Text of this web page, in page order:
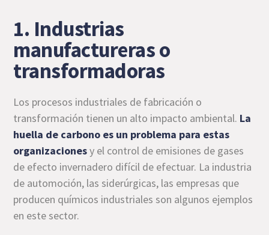
1. Industrias
manufactureras o
transformadoras
Los procesos industriales de fabricación o
transformación tienen un alto impacto ambiental. La
huella de carbono es un problema para estas
organizacionesy el control de emisiones de gases
de efecto invernadero difícil de efectuar. La industria
de automoción, las siderúrgicas, las empresas que
producen químicos industriales son algunos ejemplos
en este sector.